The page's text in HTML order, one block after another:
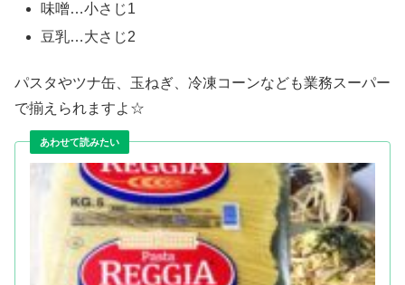
味噌…小さじ1
豆乳…大さじ2
パスタやツナ缶、玉ねぎ、冷凍コーンなども業務スーパー
で揃えられますよ☆